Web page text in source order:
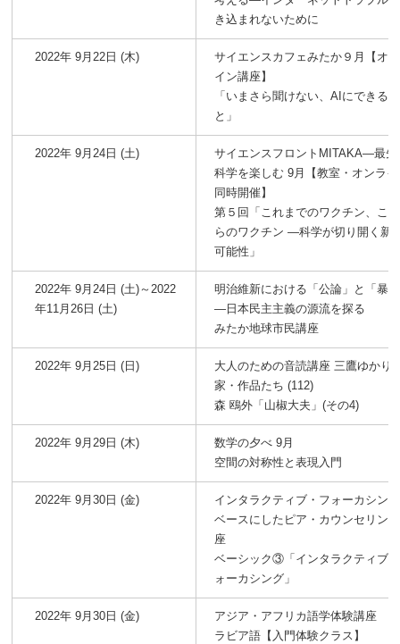
き込まれないために
2022年 9月22日 (木)
サイエンスカフェみたか９月【オ
イン講座】
「いまさら聞けない、AIにできるこ
と」
2022年 9月24日 (土)
サイエンスフロントMITAKA―最先
科学を楽しむ 9月【教室・オンラ
同時開催】
第５回「これまでのワクチン、こ
らのワクチン ―科学が切り開く新
可能性」
2022年 9月24日 (土)～2022
年11月26日 (土)
明治維新における「公論」と「暴
―日本民主主義の源流を探る
みたか地球市民講座
2022年 9月25日 (日)
大人のための音読講座 三鷹ゆかり
家・作品たち (112)
森 鴎外「山椒大夫」(その4)
2022年 9月29日 (木)
数学の夕べ 9月
空間の対称性と表現入門
2022年 9月30日 (金)
インタラクティブ・フォーカシン
ベースにしたピア・カウンセリン
座
ベーシック③「インタラクティブ
ォーカシング」
2022年 9月30日 (金)
アジア・アフリカ語学体験講座
ラビア語【入門体験クラス】